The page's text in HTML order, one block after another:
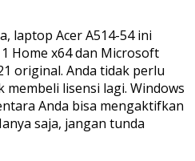
laptop Acer A514-54 ini
Home x64 dan Microsoft
original. Anda tidak perlu
lisensi lagi. Windows
Anda bisa mengaktifkan
saja, jangan tunda